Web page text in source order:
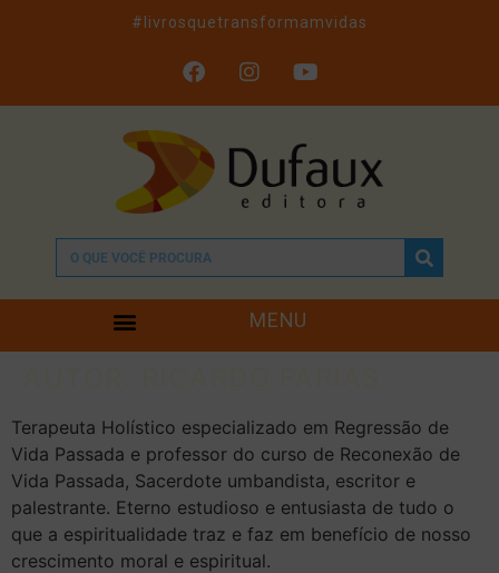
#livrosquetransformamvidas
MENU
Terapeuta Holístico especializado em Regressão de
Vida Passada e professor do curso de Reconexão de
Vida Passada, Sacerdote umbandista, escritor e
palestrante. Eterno estudioso e entusiasta de tudo o
que a espiritualidade traz e faz em benefício de nosso
crescimento moral e espiritual.